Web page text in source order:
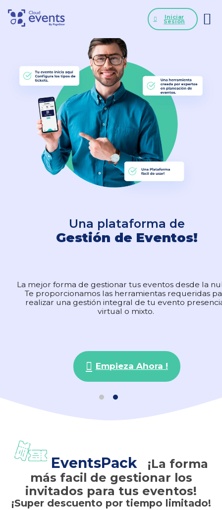
Iniciar
Sesión
Una plataforma de
Gestión de Eventos!
La mejor forma de gestionar tus eventos desde la
Te proporcionamos las herramientas requeridas
realizar una gestión integral de tu evento
virtual o mixto.
Empieza Ahora !
Una plataforma de
Gestión de Eventos!
La mejor forma de gestionar tus eventos desde la
Te proporcionamos las herramientas requeridas
realizar una gestión integral de tu evento
virtual o mixto.
Empieza Ahora !
EventsPack
¡La forma
más facil de gestionar los
invitados para tus eventos!
¡Super descuento por tiempo limitado!